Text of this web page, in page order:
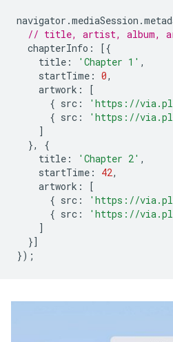
navigator .mediaSession .
// title, artist, album,
chapterInfo :
[{
title : 'Chapter 1' ,
startTime : 0,
artwork :
[
{ src : 'https://
{ src : 'https://
]
},
{
title : 'Chapter 2' ,
startTime : 42,
artwork :
[
{ src : 'https://
{ src : 'https://
]
}]
});